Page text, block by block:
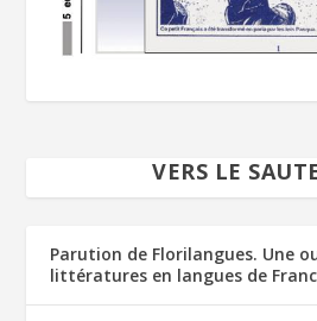
VERS LE
Parution de Florilangues. Une
littératures en langues de